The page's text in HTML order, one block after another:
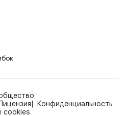
Конфиденциальность
cookies